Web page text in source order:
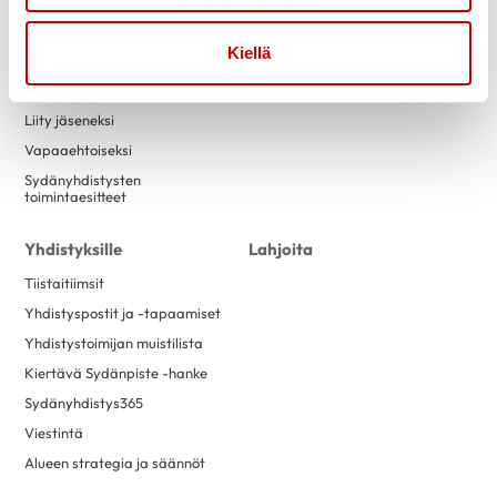
Kiellä
Tapahtumakalenteri
mittaustoiminta
Liity jäseneksi
Vapaaehtoiseksi
Sydänyhdistysten
toimintaesitteet
Laskutustiedot
Yritysyhteistyö
Yhdistyksille
Tiistaitiimsit
Yhdistyspostit ja -tapaamiset
Yhdistystoimijan muistilista
Kiertävä Sydänpiste -hanke
Sydänyhdistys365
Viestintä
Alueen strategia ja säännöt
Lahjoita